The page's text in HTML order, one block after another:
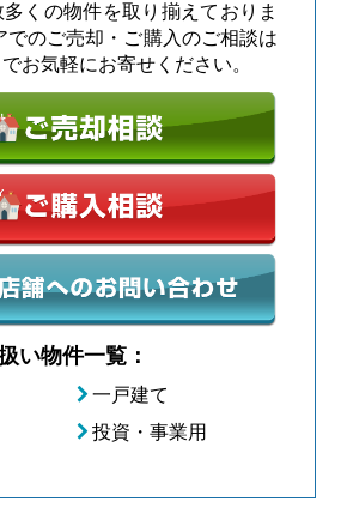
くの物件を取り揃えておりま
でのご売却・ご購入のご相談は
お気軽にお寄せください。
い物件一覧：
一戸建て
投資・事業用